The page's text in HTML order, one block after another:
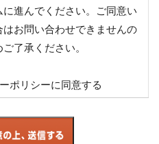
進んでください。ご同意い
はお問い合わせできませんの
了承ください。
ポリシーに同意する